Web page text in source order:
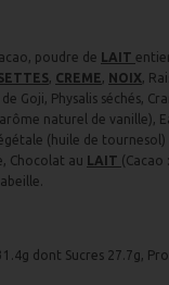
poudre de LAIT
CREME NOIX ,
Goji, Physalis séchés,
, arôme naturel de vanille),
(huile de tournesol)
Chocolat au LAIT (Cacao
dont Sucres 27.7g,